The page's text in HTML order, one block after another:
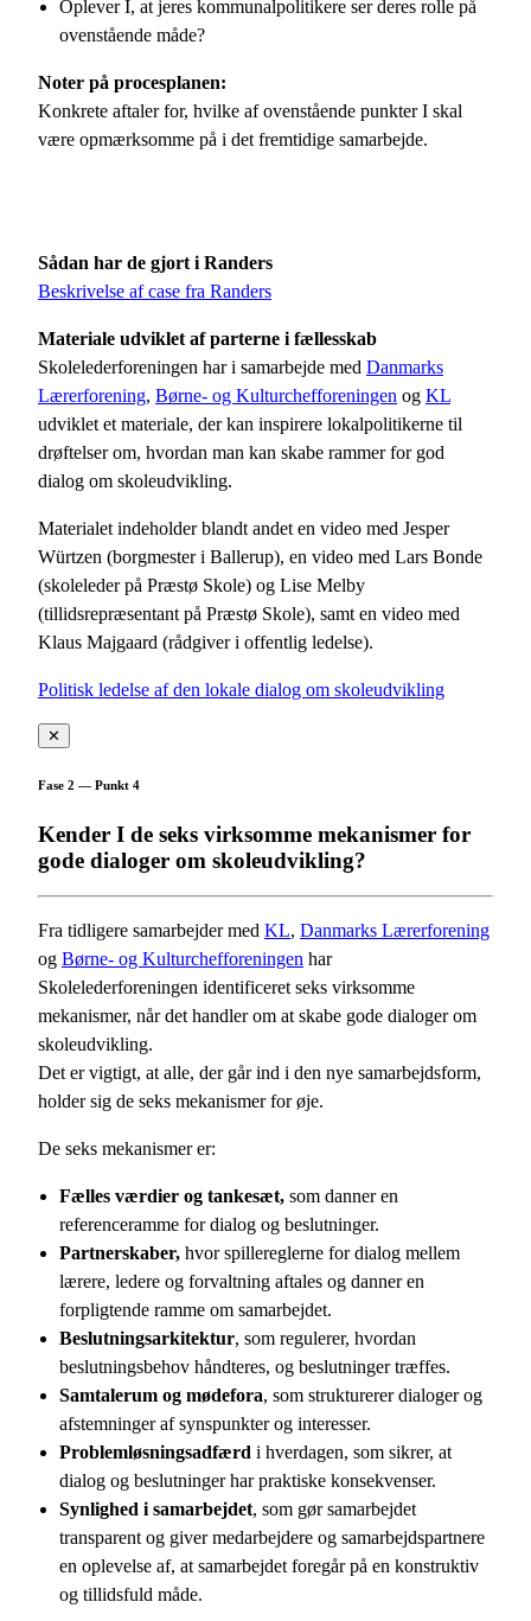
Oplever I, at jeres kommunalpolitikere ser deres rolle på
ovenstående måde?
Noter på procesplanen:
Konkrete aftaler for, hvilke af ovenstående punkter I skal
være opmærksomme på i det fremtidige samarbejde.
Sådan har de gjort i Randers
Beskrivelse af case fra Randers
Materiale udviklet af parterne i fællesskab
Skolelederforeningen har i samarbejde med Danmarks
Lærerforening, Børne- og Kulturchefforeningen og KL
udviklet et materiale, der kan inspirere lokalpolitikerne til
drøftelser om, hvordan man kan skabe rammer for god
dialog om skoleudvikling.
Materialet indeholder blandt andet en video med Jesper
Würtzen (borgmester i Ballerup), en video med Lars Bonde
(skoleleder på Præstø Skole) og Lise Melby
(tillidsrepræsentant på Præstø Skole), samt en video med
Klaus Majgaard (rådgiver i offentlig ledelse).
Politisk ledelse af den lokale dialog om skoleudvikling
✕
Fase 2 — Punkt 4
Kender I de seks virksomme mekanismer for
gode dialoger om skoleudvikling?
Fra tidligere samarbejder med KL, Danmarks Lærerforening
og Børne- og Kulturchefforeningen har
Skolelederforeningen identificeret seks virksomme
mekanismer, når det handler om at skabe gode dialoger om
skoleudvikling.
Det er vigtigt, at alle, der går ind i den nye samarbejdsform,
holder sig de seks mekanismer for øje.
De seks mekanismer er:
Fælles værdier og tankesæt, som danner en
referenceramme for dialog og beslutninger.
Partnerskaber, hvor spillereglerne for dialog mellem
lærere, ledere og forvaltning aftales og danner en
forpligtende ramme om samarbejdet.
Beslutningsarkitektur, som regulerer, hvordan
beslutningsbehov håndteres, og beslutninger træffes.
Samtalerum og mødefora, som strukturerer dialoger og
afstemninger af synspunkter og interesser.
Problemløsningsadfærd i hverdagen, som sikrer, at
dialog og beslutninger har praktiske konsekvenser.
Synlighed i samarbejdet, som gør samarbejdet
transparent og giver medarbejdere og samarbejdspartnere
en oplevelse af, at samarbejdet foregår på en konstruktiv
og tillidsfuld måde.